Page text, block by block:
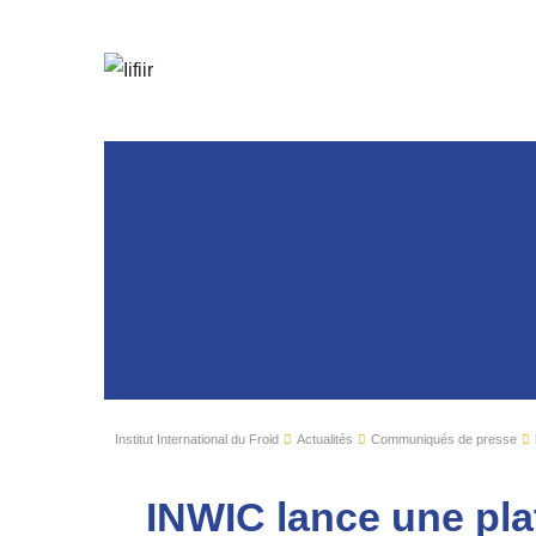
Institut International du Froid Actualités Communiqués de presse
INWIC lance une